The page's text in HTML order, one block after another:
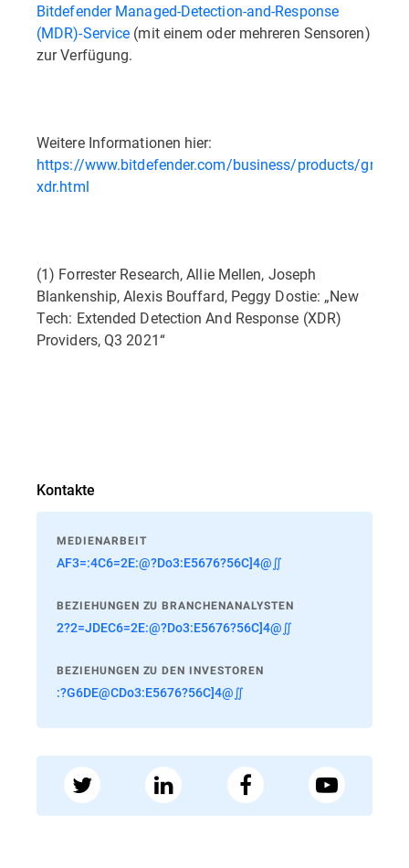
Bitdefender Managed-Detection-and-Response
(MDR)-Service (mit einem oder mehreren Sensoren)
zur Verfügung.
Weitere Informationen hier:
https://www.bitdefender.com/business/products/
xdr.html
(1) Forrester Research, Allie Mellen, Joseph
Blankenship, Alexis Bouffard, Peggy Dostie: „New
Tech: Extended Detection And Response (XDR)
Providers, Q3 2021“
Kontakte
MEDIENARBEIT
AF3=:4C6=2E:@?Do3:E5676?56C]4@∬
BEZIEHUNGEN ZU BRANCHENANALYSTEN
2?2=JDEC6=2E:@?Do3:E5676?56C]4@∬
BEZIEHUNGEN ZU DEN INVESTOREN
:?G6DE@CDo3:E5676?56C]4@∬